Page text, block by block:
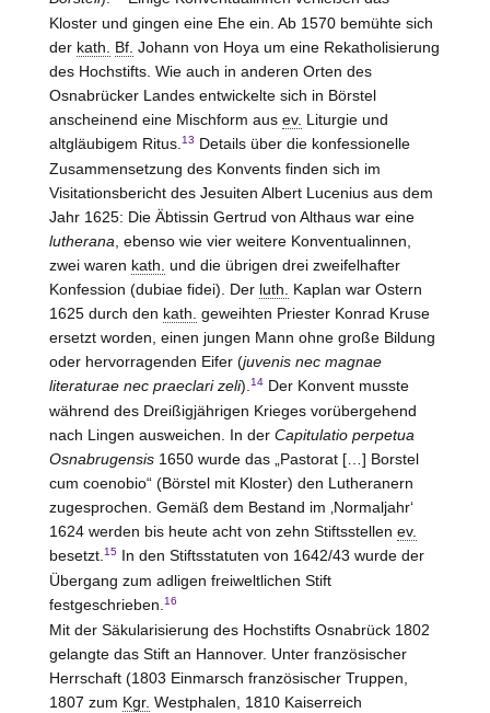
Kloster und gingen eine Ehe ein. Ab 1570 bemühte sich
der kath. Bf. Johann von Hoyaum eine Rekatholisierung
des Hochstifts. Wie auch in anderen Orten des
Osnabrücker Landes entwickelte sich in Börstel
anscheinend eine Mischform aus ev. Liturgie und
altgläubigem Ritus.13 Details über die konfessionelle
Zusammensetzung des Konvents finden sich im
Visitationsbericht des Jesuiten Albert Lucenius aus dem
Jahr 1625: Die Äbtissin Gertrud von Althaus war eine
lutherana, ebenso wie vier weitere Konventualinnen,
zwei waren kath. und die übrigen drei zweifelhafter
Konfession (dubiae fidei). Der luth. Kaplan war Ostern
1625 durch den kath. geweihten Priester Konrad Kruse
ersetzt worden, einen jungen Mann ohne große Bildung
oder hervorragenden Eifer (juvenis nec magnae
literaturae nec praeclari zeli).14Der Konvent musste
während des Dreißigjährigen Krieges vorübergehend
nach Lingen ausweichen. In der Capitulatio perpetua
Osnabrugensis 1650 wurde das „Pastorat […] Borstel
cum coenobio“ (Börstel mit Kloster) den Lutheranern
zugesprochen. Gemäß dem Bestand im ‚Normaljahr‘
1624 werden bis heute acht von zehn Stiftsstellen ev.
besetzt.15In den Stiftsstatuten von 1642/43 wurde der
Übergang zum adligen freiweltlichen Stift
festgeschrieben.16
Mit der Säkularisierung des Hochstifts Osnabrück1802
gelangte das Stift an Hannover. Unter französischer
Herrschaft (1803 Einmarsch französischer Truppen,
1807 zum Kgr. Westphalen, 1810 Kaiserreich